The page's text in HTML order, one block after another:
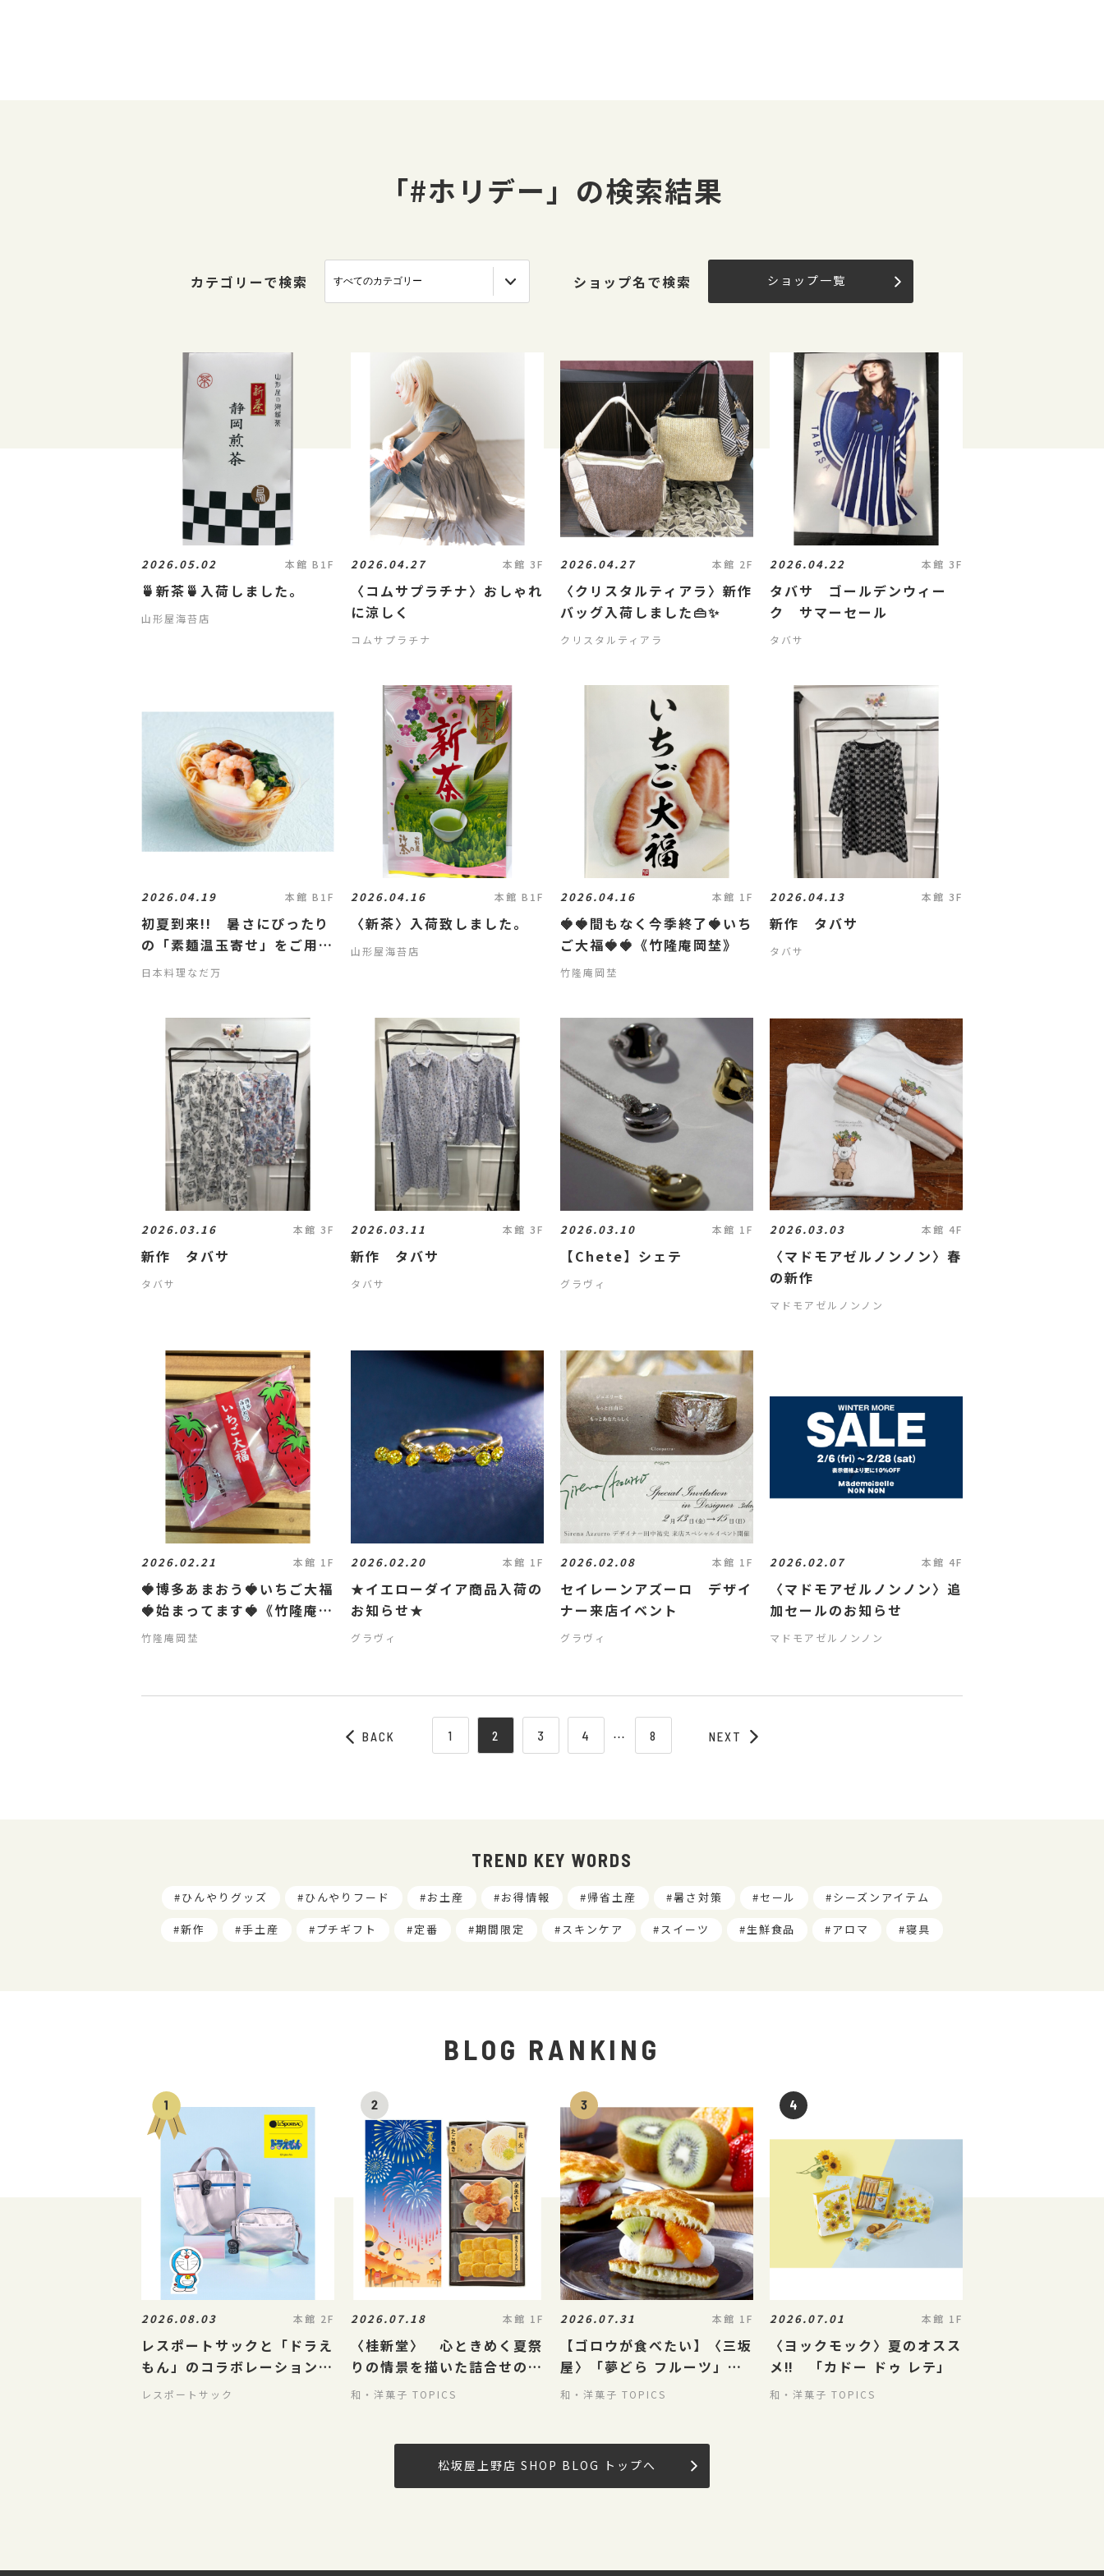
「#ホリデー」の検索結果
カテゴリーで検索 ショップ名で検索 ショップ一覧
2026.05.02 本館 B1F
🍵新茶🍵入荷しました。
山形屋海苔店
2026.04.27 本館 3F
〈コムサプラチナ〉おしゃれ
に涼しく
コムサプラチナ
2026.04.27 本館 2F
〈クリスタルティアラ〉新作
バッグ入荷しました👜✨
クリスタルティアラ
2026.04.22 本館 3F
タバサ ゴールデンウィー
ク サマーセール
タバサ
2026.04.19 本館 B1F
初夏到来!! 暑さにぴったり
の「素麺温玉寄せ」をご用意
いたしました。
日本料理なだ万
2026.04.16 本館 B1F
〈新茶〉入荷致しました。
山形屋海苔店
2026.04.16 本館 1F
🍓🍓間もなく今季終了🍓いち
ご大福🍓🍓《竹隆庵岡埜》
竹隆庵岡埜
2026.04.13 本館 3F
新作 タバサ
タバサ
2026.03.16 本館 3F
新作 タバサ
タバサ
2026.03.11 本館 3F
新作 タバサ
タバサ
2026.03.10 本館 1F
【Chete】シェテ
グラヴィ
2026.03.03 本館 4F
〈マドモアゼルノンノン〉春
の新作
マドモアゼルノンノン
2026.02.21 本館 1F
🍓博多あまおう🍓いちご大福
🍓始まってます🍓《竹隆庵岡
埜》
竹隆庵岡埜
2026.02.20 本館 1F
★イエローダイア商品入荷の
お知らせ★
グラヴィ
2026.02.08 本館 1F
セイレーンアズーロ デザイ
ナー来店イベント
グラヴィ
2026.02.07 本館 4F
〈マドモアゼルノンノン〉追
加セールのお知らせ
マドモアゼルノンノン
BACK 1 2 3 4 ⋯ 8 NEXT
TREND KEY WORDS
ひんやりグッズ ひんやりフード お土産 お得情報 帰省土産 暑さ対策 セール シーズンアイテム
新作 手土産 プチギフト 定番 期間限定 スキンケア スイーツ 生鮮食品 アロマ 寝具
BLOG RANKING
2026.08.03 本館 2F
レスポートサックと「ドラえ
もん」のコラボレーションが
8/5（水）に発売
レスポートサック
2026.07.18 本館 1F
〈桂新堂〉 心ときめく夏祭
りの情景を描いた詰合せのご
紹介！
和・洋菓子 TOPICS
2026.07.31 本館 1F
【ゴロウが食べたい】〈三坂
屋〉「夢どら フルーツ」が
気になりすぎる…！🍓☁️
和・洋菓子 TOPICS
2026.07.01 本館 1F
〈ヨックモック〉夏のオスス
メ‼ 「カドー ドゥ レテ」
和・洋菓子 TOPICS
松坂屋上野店 SHOP BLOG トップへ